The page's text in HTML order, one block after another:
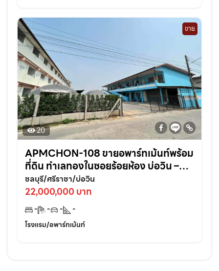
ขาย
20
APMCHON-108 ขายอพาร์ทเม้นท์พร้อม
ที่ดิน ทำเลทองในซอยร้อยห้อง บ่อวิน –
ศรีราชา ติดแหล่งชุมชนเหมาะลงทุนต่อย
อดทันที!
ชลบุรี/ศรีราชา/บ่อวิน
22,000,000 บาท
- - -
-
โรงแรม/อพาร์ทเม้นท์